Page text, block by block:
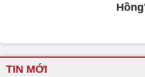
TIN MỚI